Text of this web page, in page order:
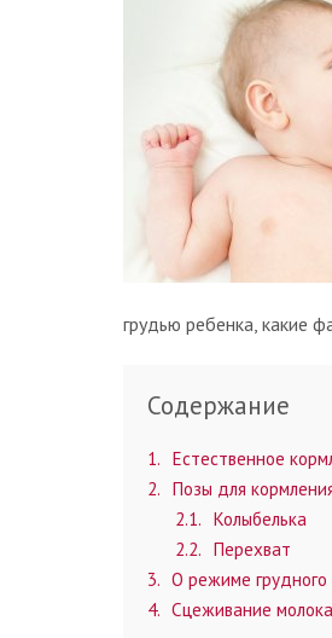
грудью ребенка, какие
Содержание
1
Естественное
2
Позы для
2.1
Колыбелька
2.2
Перехват
3
О режиме грудного
4
Сцеживание молока